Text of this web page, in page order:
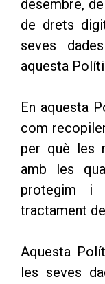
desembre,
de drets
seves
aquesta
En aquesta
com
per què les
amb les
protegim i
tractament
Aquesta
les seves